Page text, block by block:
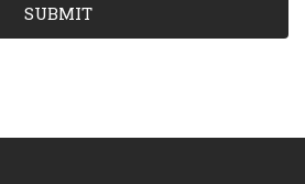
SUBMIT